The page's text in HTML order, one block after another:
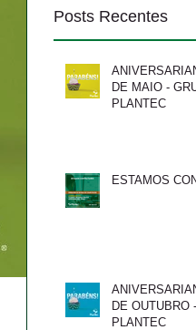
Posts Recentes
DE MAIO -
PLANTEC
ESTAMOS
DE OUTUBRO
PLANTEC